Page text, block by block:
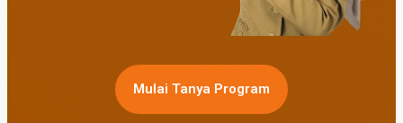
Mulai Tanya Program